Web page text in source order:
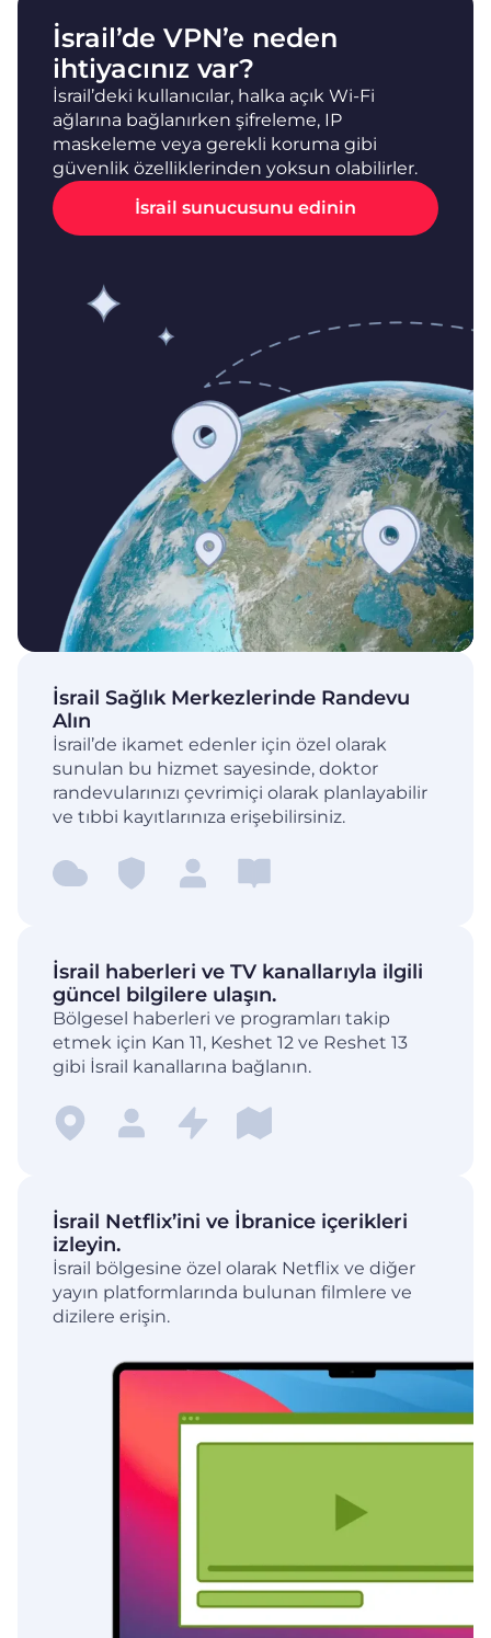
İsrail’de VPN’e neden
ihtiyacınız var?
İsrail’deki kullanıcılar, halka açık Wi-Fi
ağlarına bağlanırken şifreleme, IP
maskeleme veya gerekli koruma gibi
güvenlik özelliklerinden yoksun olabilirler.
İsrail sunucusunu edinin
İsrail Sağlık Merkezlerinde Randevu
Alın
İsrail’de ikamet edenler için özel olarak
sunulan bu hizmet sayesinde, doktor
randevularınızı çevrimiçi olarak planlayabilir
ve tıbbi kayıtlarınıza erişebilirsiniz.
İsrail haberleri ve TV kanallarıyla ilgili
güncel bilgilere ulaşın.
Bölgesel haberleri ve programları takip
etmek için Kan 11, Keshet 12 ve Reshet 13
gibi İsrail kanallarına bağlanın.
İsrail Netflix’ini ve İbranice içerikleri
izleyin.
İsrail bölgesine özel olarak Netflix ve diğer
yayın platformlarında bulunan filmlere ve
dizilere erişin.